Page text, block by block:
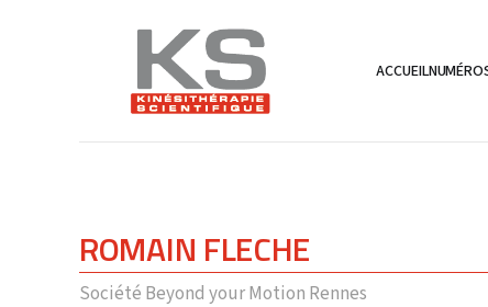
ACCUEIL
ROMAIN FLECHE
Société Beyond your Motion Rennes